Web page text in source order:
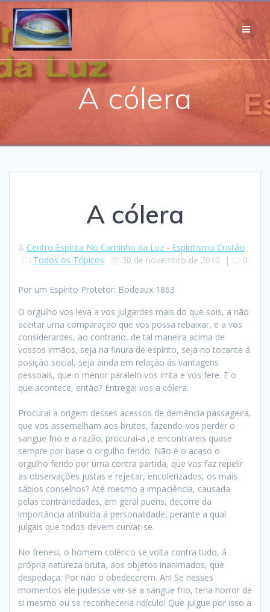
Skip
A cólera
A cólera
Centro Espírita No Caminho da Luz - Espiritismo Cristão
Todos os Tópicos
30 de novembro de 2010 | 0
Por um Espírito Protetor: Bodeaux 1863
O orgulho vos leva a vos julgardes mais do que sois, a não
aceitar uma comparação que vos possa rebaixar, e a vos
considerardes, ao contrario, de tal maneira acima de
vossos irmãos, seja na finura de espírito, seja no tocante á
posição social, seja ainda em relação ás vantagens
pessoais, que o menor paralelo vos irrita e vos fere. E o
que acontece, então? Entregai vos a cólera.
Procurai a origem desses acessos de demência passageira,
que vos assemelham aos brutos, fazendo-vos perder o
sangue frio e a razão; procurai-a ,e encontrareis quase
sempre por base o orgulho ferido. Não é o acaso o
orgulho ferido por uma contra partida, que vos faz repelir
as observações justas e rejeitar, encolerizados, os mais
sábios conselhos? Até mesmo a impaciência, causada
pelas contrariedades, em geral pueris, decorre da
importância atribuída á personalidade, perante a qual
julgais que todos devem curvar-se.
No frenesi, o homem colérico se volta contra tudo, á
própria natureza bruta, aos objetos inanimados, que
despedaça. Por não o obedecerem. Ah! Se nesses
momentos ele pudesse ver-se a sangue frio, teria horror de
si mesmo ou se reconheceria ridículo! Que julgue por isso a